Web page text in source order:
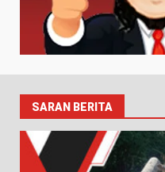
SARAN BERITA